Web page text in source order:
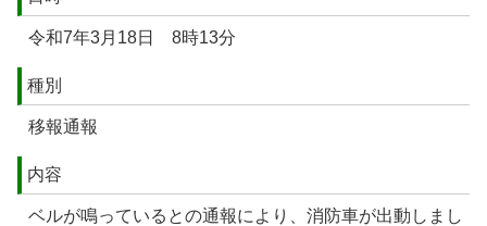
令和7年3月18日 8時13分
種別
移報通報
内容
ベルが鳴っているとの通報により、消防車が出動しまし